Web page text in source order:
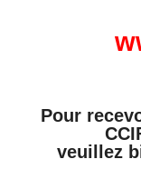
Pour
veuillez